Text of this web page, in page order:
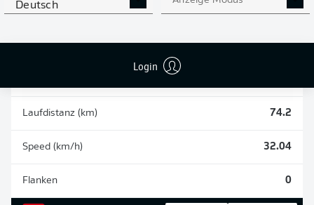
Deutsch
Login
Einsätze 18
Sprints 108
Laufdistanz (km) 74.2
Speed (km/h) 32.04
Flanken 0